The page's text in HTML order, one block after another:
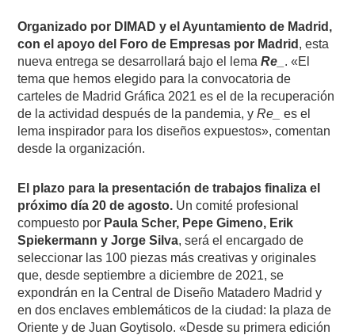
Organizado por DIMAD y el Ayuntamiento de Madrid,
con el apoyo del Foro de Empresas por Madrid , esta
nueva entrega se desarrollará bajo el lemaRe_ . «El
tema que hemos elegido para la convocatoria de
carteles de Madrid Gráfica 2021 es el de la recuperación
de la actividad después de la pandemia, yRe_
es el
lema inspirador para los diseños expuestos», comentan
desde la organización.
El plazo para la presentación de trabajos finaliza el
próximo día 20 de agosto. Un comité profesional
compuesto por Paula Scher, Pepe Gimeno, Erik
Spiekermann y Jorge Silva, será el encargado de
seleccionar las 100 piezas más creativas y originales
que, desde septiembre a diciembre de 2021, se
expondrán en la Central de Diseño Matadero Madrid y
en dos enclaves emblemáticos de la ciudad: la plaza de
Oriente y de Juan Goytisolo. «Desde su primera edición